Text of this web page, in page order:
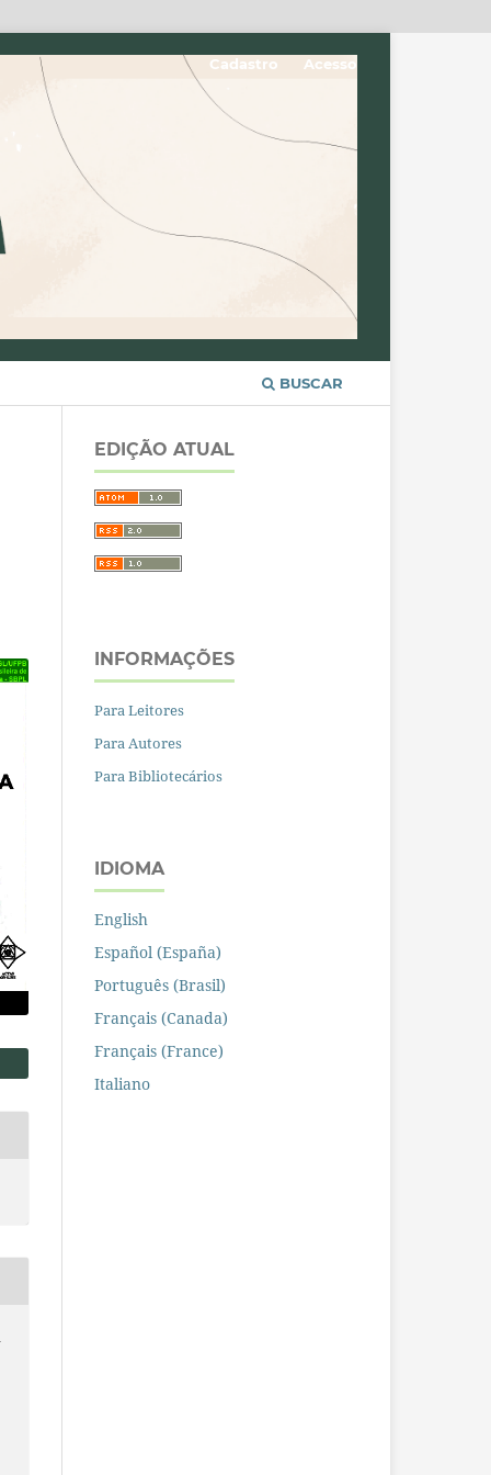
BUSCAR
Cadastro Acesso
EDIÇÃO ATUAL
INFORMAÇÕES
Para Leitores
Para Autores
Para Bibliotecários
IDIOMA
English
Español (España)
Português (Brasil)
Français (Canada)
Français (France)
Italiano